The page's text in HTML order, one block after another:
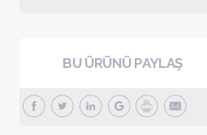
BU ÜRÜNÜ PAYLAŞ